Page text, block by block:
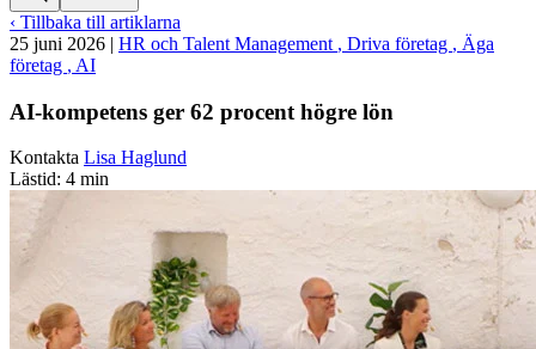
‹ Tillbaka till artiklarna
25 juni 2026 | HR och Talent Management , Driva företag , Äga
företag , AI
AI-kompetens ger 62 procent högre lön
Kontakta Lisa Haglund
Lästid: 4 min